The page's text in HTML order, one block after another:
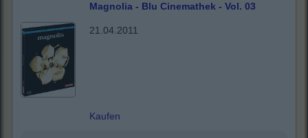
Magnolia - Blu Cinemathek - Vol. 03
21.04.2011
Kaufen